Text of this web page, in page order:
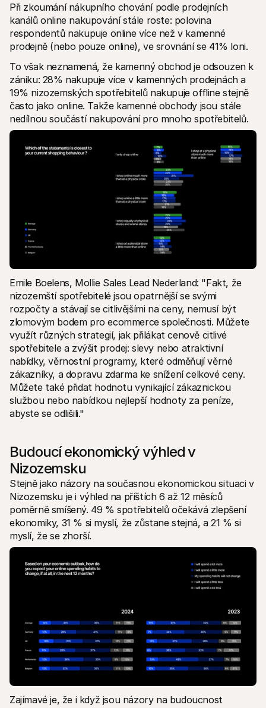
Při zkoumání nákupního chování podle prodejních
kanálů online nakupování stále roste: polovina
respondentů nakupuje online více než v kamenné
prodejně (nebo pouze online), ve srovnání se 41% loni.
To však neznamená, že kamenný obchod je odsouzen k
zániku: 28% nakupuje více v kamenných prodejnách a
19% nizozemských spotřebitelů nakupuje offline stejně
často jako online. Takže kamenné obchody jsou stále
nedílnou součástí nakupování pro mnoho spotřebitelů.
Emile Boelens, Mollie Sales Lead Nederland: "Fakt, že
nizozemští spotřebitelé jsou opatrnější se svými
rozpočty a stávají se citlivějšími na ceny, nemusí být
zlomovým bodem pro ecommerce společnosti. Můžete
využít různých strategií, jak přilákat cenově citlivé
spotřebitele a zvýšit prodej: slevy nebo atraktivní
nabídky, věrnostní programy, které odměňují věrné
zákazníky, a dopravu zdarma ke snížení celkové ceny.
Můžete také přidat hodnotu vynikající zákaznickou
službou nebo nabídkou nejlepší hodnoty za peníze,
abyste se odlišili."
Budoucí ekonomický výhled v
Nizozemsku
Stejně jako názory na současnou ekonomickou situaci v
Nizozemsku je i výhled na příštích 6 až 12 měsíců
poměrně smíšený. 49 % spotřebitelů očekává zlepšení
ekonomiky, 31 % si myslí, že zůstane stejná, a 21 % si
myslí, že se zhorší.
Zajímavé je, že i když jsou názory na budoucnost